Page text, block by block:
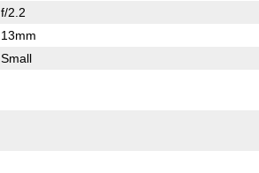
f/2.2
13mm
Small